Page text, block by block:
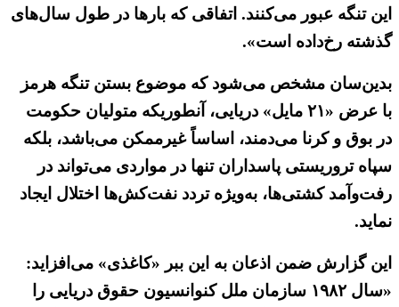
این تنگه عبور می‌کنند. اتفاقی که بارها در طول سال‌های
گذشته رخ‌داده است».
بدین‌سان مشخص می‌شود که موضوع بستن تنگه هرمز
با عرض «۲۱ مایل» دریایی، آنطوریکه متولیان حکومت
در بوق و کرنا می‌دمند، اساساً غیرممکن می‌باشد، بلکه
سپاه تروریستی پاسداران تنها در مواردی می‌تواند در
رفت‌وآمد کشتی‌ها، به‌ویژه تردد نفت‌کش‌ها اختلال ایجاد
نماید.
این گزارش ضمن اذعان به این ببر «کاغذی» می‌افزاید:
«سال ۱۹۸۲ سازمان ملل کنوانسیون حقوق دریایی را